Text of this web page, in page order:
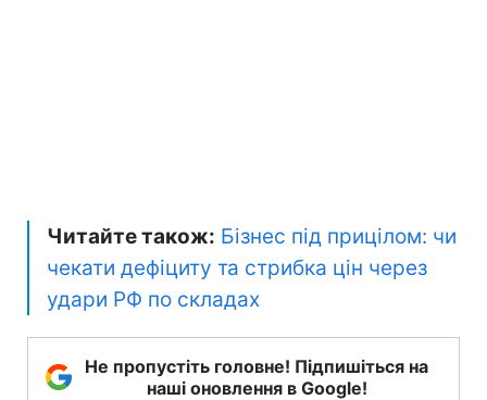
Читайте також: Бізнес під прицілом: чи
чекати дефіциту та стрибка цін через
удари РФ по складах
Не пропустіть головне! Підпишіться на
наші оновлення в Google!